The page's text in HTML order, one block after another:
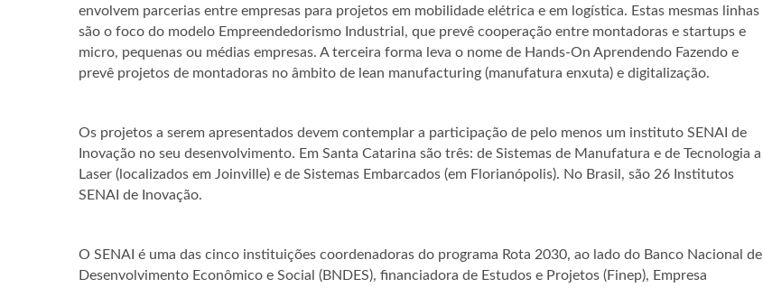
envolvem parcerias entre empresas para projetos em mobilidade elétrica e em logística. Estas mesmas linhas
são o foco do modelo Empreendedorismo Industrial, que prevê cooperação entre montadoras e startups e
micro, pequenas ou médias empresas. A terceira forma leva o nome de Hands-On Aprendendo Fazendo e
prevê projetos de montadoras no âmbito de lean manufacturing (manufatura enxuta) e digitalização.
Os projetos a serem apresentados devem contemplar a participação de pelo menos um instituto SENAI de
Inovação no seu desenvolvimento. Em Santa Catarina são três: de Sistemas de Manufatura e de Tecnologia a
Laser (localizados em Joinville) e de Sistemas Embarcados (em Florianópolis). No Brasil, são 26 Institutos
SENAI de Inovação.
O SENAI é uma das cinco instituições coordenadoras do programa Rota 2030, ao lado do Banco Nacional de
Desenvolvimento Econômico e Social (BNDES), financiadora de Estudos e Projetos (Finep), Empresa